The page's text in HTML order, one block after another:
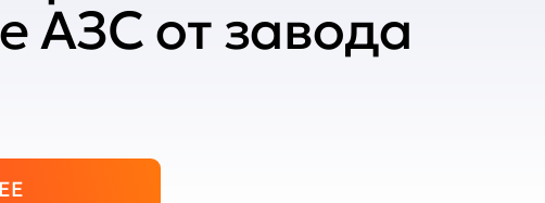
АЗС от завода